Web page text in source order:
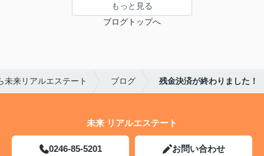
もっと見る
ブログトップへ
未来リアルエステート ブログ 残金決済が終わりました！
未来 リアルエステート
0246-85-5201 お問い合わせ